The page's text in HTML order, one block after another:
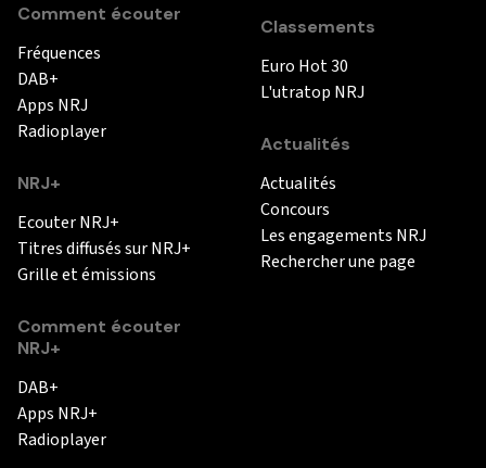
Comment écouter
Fréquences
DAB+
Apps NRJ
Radioplayer
NRJ+
Ecouter NRJ+
Titres diffusés sur NRJ+
Grille et émissions
Comment écouter
NRJ+
DAB+
Apps NRJ+
Radioplayer
Classements
Euro Hot 30
L'utratop NRJ
Actualités
Actualités
Concours
Les engagements NRJ
Rechercher une page